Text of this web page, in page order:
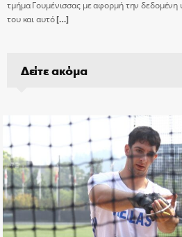
τμήμα Γουμένισσας με αφορμή την δεδομένη
του και αυτό[…]
Δείτε ακόμα